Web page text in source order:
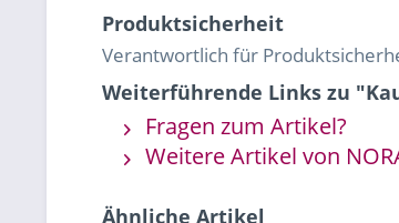
Produktsicherheit
Verantwortlich für
Weiterführende Links zu
Fragen zum Artikel?
Weitere Artikel von
Ähnliche Artikel